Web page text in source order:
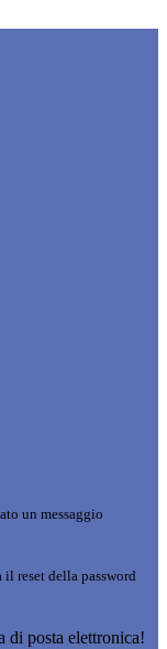
un messaggio
reset della password
di posta elettronica!